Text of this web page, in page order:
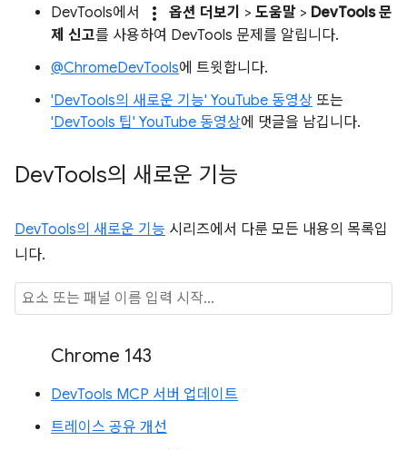
DevTools에서
more_vert 옵션 더보기 > 도움말 > DevTools 문
제 신고를 사용하여 DevTools 문제를 알립니다.
@ChromeDevTools에 트윗합니다.
'DevTools의 새로운 기능' YouTube 동영상 또는
'DevTools 팁' YouTube 동영상에 댓글을 남깁니다.
DevTools의 새로운 기능
DevTools의 새로운 기능 시리즈에서 다룬 모든 내용의 목록입
니다.
Chrome 143
DevTools MCP 서버 업데이트
트레이스 공유 개선